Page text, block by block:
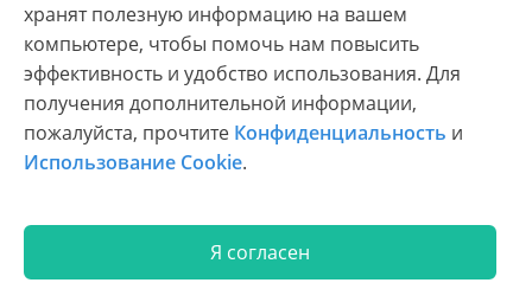
хранят полезную информацию на вашем
компьютере, чтобы помочь нам повысить
эффективность и удобство использования. Для
получения дополнительной информации,
пожалуйста, прочтите Конфиденциальность и
Использование Cookie.
Я согласен
Copyright © 2003-2026 CloudReports sp. z o.o. (dba
Stimulsoft). All rights reserved.
Конфиденциальность
En De